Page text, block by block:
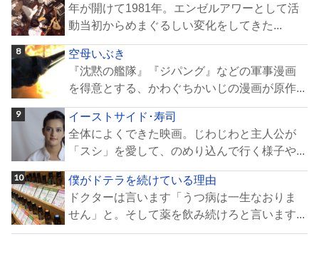
年が開けて1981年。エンゼルアワーとして活
動当初からめまぐるしい変化をしてきた...
空母いぶき
『沈黙の艦隊』『ジパング』などの軍事漫画
を得意とする、かわぐちかいじの漫画が原作...
イーストサイド･寿司
全体によくできた映画。じわじわと主人公が
「スシ」を愛して、のめり込んで行く様子や...
僕がドテラを続けている理由
ドクターは言います「うつ病は一生なおりま
せん」と。そして薬を飲み続けろと言います...